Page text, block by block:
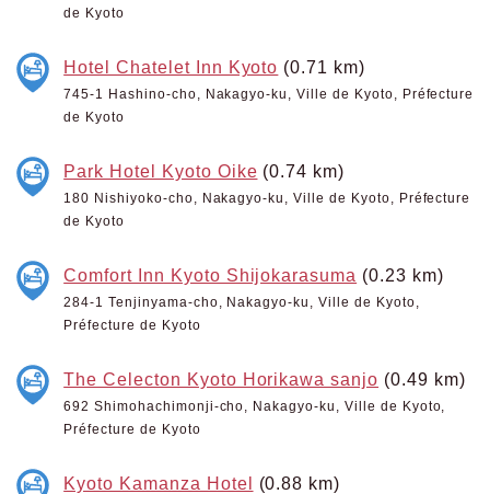
de Kyoto
Hotel Chatelet Inn Kyoto (0.71 km)
745-1 Hashino-cho, Nakagyo-ku, Ville de Kyoto, Préfecture
de Kyoto
Park Hotel Kyoto Oike (0.74 km)
180 Nishiyoko-cho, Nakagyo-ku, Ville de Kyoto, Préfecture
de Kyoto
Comfort Inn Kyoto Shijokarasuma (0.23 km)
284-1 Tenjinyama-cho, Nakagyo-ku, Ville de Kyoto,
Préfecture de Kyoto
The Celecton Kyoto Horikawa sanjo (0.49 km)
692 Shimohachimonji-cho, Nakagyo-ku, Ville de Kyoto,
Préfecture de Kyoto
Kyoto Kamanza Hotel (0.88 km)